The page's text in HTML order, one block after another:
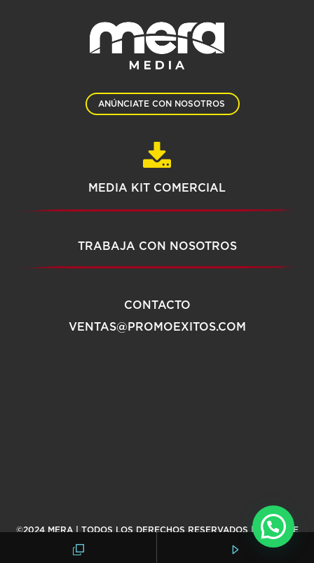
ANÚNCIATE CON NOSOTROS
MEDIA KIT COMERCIAL
TRABAJA CON NOSOTROS
CONTACTO
VENTAS@PROMOEXITOS.COM
©2024 MERA | TODOS LOS DERECHOS RESERVADOS |
AVISO DE